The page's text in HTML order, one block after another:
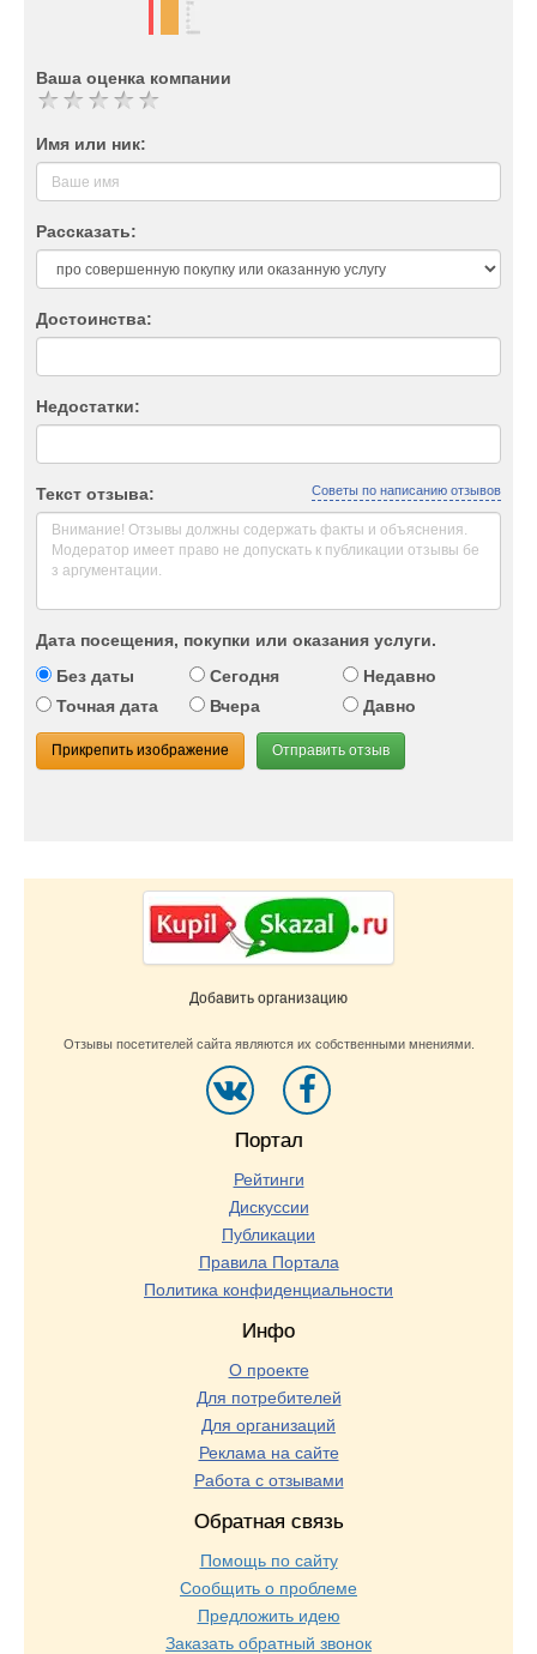
Ваша оценка компании
Имя или ник:
Рассказать:
Достоинства:
Недостатки:
Текст отзыва: Советы по написанию отзывов
Дата посещения, покупки или оказания услуги.
Без даты
Сегодня
Недавно
Точная дата
Вчера Давно
Прикрепить изображение Отправить отзыв
Добавить организацию
Отзывы посетителей сайта являются их собственными мнениями.
Портал
Рейтинги
Дискуссии
Публикации
Правила Портала
Политика конфиденциальности
Инфо
О проекте
Для потребителей
Для организаций
Реклама на сайте
Работа с отзывами
Обратная связь
Помощь по сайту
Сообщить о проблеме
Предложить идею
Заказать обратный звонок